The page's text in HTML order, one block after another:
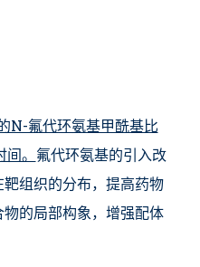
N-氟代环氨基甲酰基比
间。氟代环氨基的引入改
组织的分布，提高药物
的局部构象，增强配体